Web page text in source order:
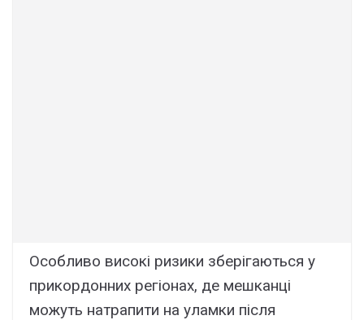
Особливо високі ризики зберігаються у
прикордонних регіонах, де мешканці
можуть натрапити на уламки після